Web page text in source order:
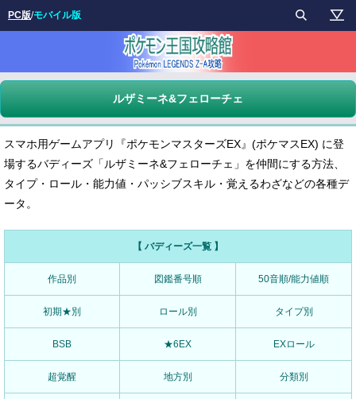
ルザミーネ&フェローチェ
スマホ用ゲームアプリ『ポケモンマスターズEX』(ポケマスEX) に登
場するバディーズ「ルザミーネ&フェローチェ」を仲間にする方法、
タイプ・ロール・能力値・パッシブスキル・覚えるわざなどの各種デ
ータ。
【 バディーズ一覧 】
作品別 図鑑番号順 50音順/能力値順
初期★別 ロール別 タイプ別
BSB ★6EX EXロール
超覚醒 地方別 分類別
PC版/モバイル版